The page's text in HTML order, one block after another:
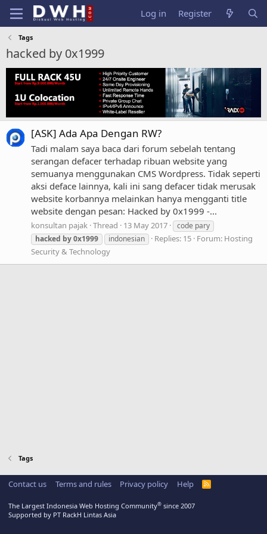
Log in Register
Tags
hacked by 0x1999
[ASK] Ada Apa Dengan RW?
Tadi malam saya baca dari forum sebelah tentang
serangan defacer terhadap ribuan website yang
semuanya menggunakan CMS Wordpress. Tidak seperti
aksi deface lainnya, kali ini sang defacer tidak merusak
website korbannya melainkan hanya mengganti title
website dengan pesan: Hacked by 0x1999 -...
konsultan pajak Thread 13 May 2017
code pary
hacked by0x1999 indonesian Replies: 15 Forum: Hosting
Security & Technology
Tags
Contact us Terms and rules Privacy policy Help
R
The Largest Indonesia Web Hosting Community® since 2007
Supported by PT RackH Lintas Asia